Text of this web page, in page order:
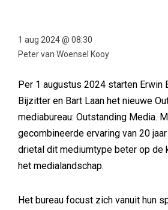
1 aug 2024 @ 08:30
Peter van Woensel Kooy
Per 1 augustus 2024 starten Erwin
Bijzitter en Bart Laan het nieuwe
mediabureau: Outstanding Media.
gecombineerde ervaring van 20
drietal dit mediumtype beter op de
het medialandschap.
Het bureau focust zich vanuit hun